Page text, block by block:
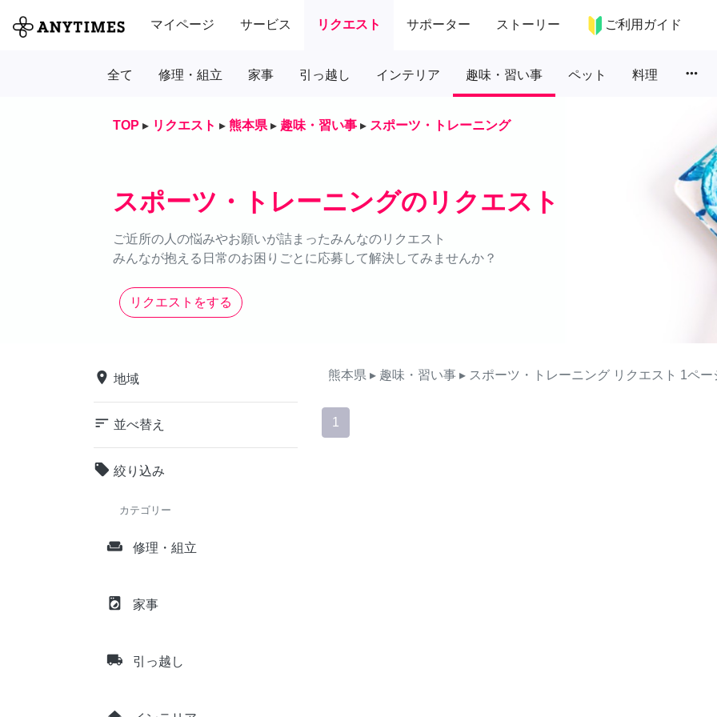
マイページ サービス リクエスト サポーター ストーリー ご利用ガイド
全て 修理・組立 家事 引っ越し インテリア 趣味・習い事 ペット 料理 more_horiz
TOP ▸ リクエスト ▸ 熊本県 ▸ 趣味・習い事 ▸ スポーツ・トレーニング
スポーツ・トレーニングのリクエスト
ご近所の人の悩みやお願いが詰まったみんなのリクエスト
みんなが抱える日常のお困りごとに応募して解決してみませんか？
リクエストをする
place 地域
sort 並べ替え
local_offer 絞り込み
カテゴリー
weekend 修理・組立
local_laundry_service 家事
local_shipping 引っ越し
熊本県 ▸ 趣味・習い事 ▸ スポーツ・トレーニング リクエスト 1ペー
1